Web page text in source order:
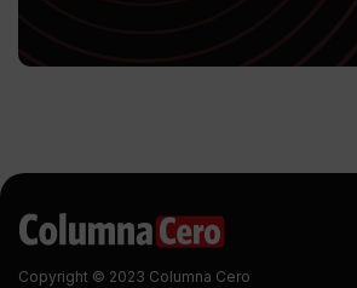
Copyright © 2023 Columna Cero